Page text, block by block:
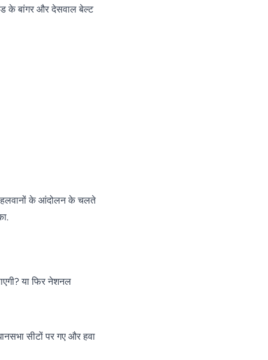
के बांगर और देसवाल बेल्ट
पहलवानों के आंदोलन के चलते
या फिर नेशनल
सीटों पर गए और हवा